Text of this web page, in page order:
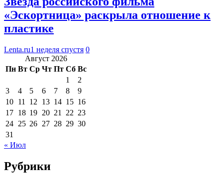
«Эскортница» раскрыла отношение к
пластике
Lenta.ru1 неделя спустя 0
Август 2026
Пн Вт Ср Чт Пт Сб Вс
1
2
3
4 5 6 7 8
9
10 11 12 13 14 15 16
17 18 19 20 21 22 23
24 25 26 27 28 29 30
31
« Июл
Рубрики